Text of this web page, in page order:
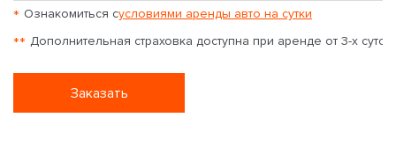
* Ознакомиться сусловиями аренды авто на сутки
** Дополнительная страховка доступна при аренде от 3-х суток
Заказать